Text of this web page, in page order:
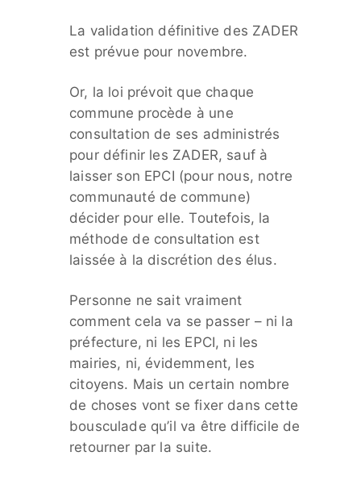
La validation définitive des ZADER
est prévue pour novembre.
Or, la loi prévoit que chaque
commune procède à une
consultation de ses administrés
pour définir les ZADER, sauf à
laisser son EPCI (pour nous, notre
communauté de commune)
décider pour elle. Toutefois, la
méthode de consultation est
laissée à la discrétion des élus.
Personne ne sait vraiment
comment cela va se passer – ni la
préfecture, ni les EPCI, ni les
mairies, ni, évidemment, les
citoyens. Mais un certain nombre
de choses vont se fixer dans cette
bousculade qu’il va être difficile de
retourner par la suite.